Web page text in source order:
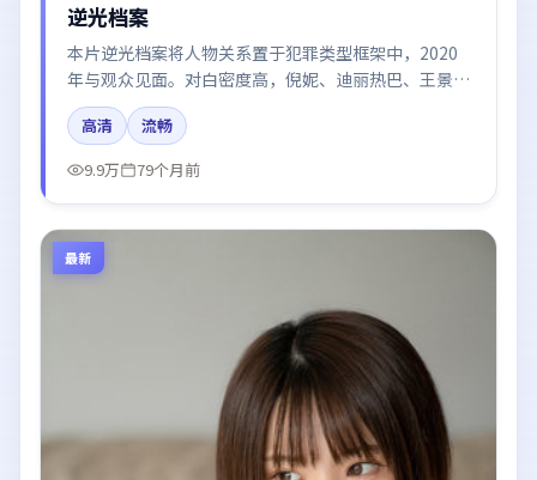
逆光档案
本片逆光档案将人物关系置于犯罪类型框架中，2020
年与观众见面。对白密度高，倪妮、迪丽热巴、王景春
的台词节奏值得关注；整体气质偏中国大陆都市与冷色
调摄影。
高清
流畅
9.9万
79个月前
最新